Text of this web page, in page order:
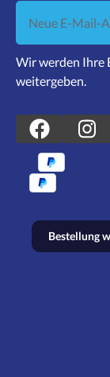
Neue E-Mail-
Wir werden Ihre
weitergeben.
Bestellung